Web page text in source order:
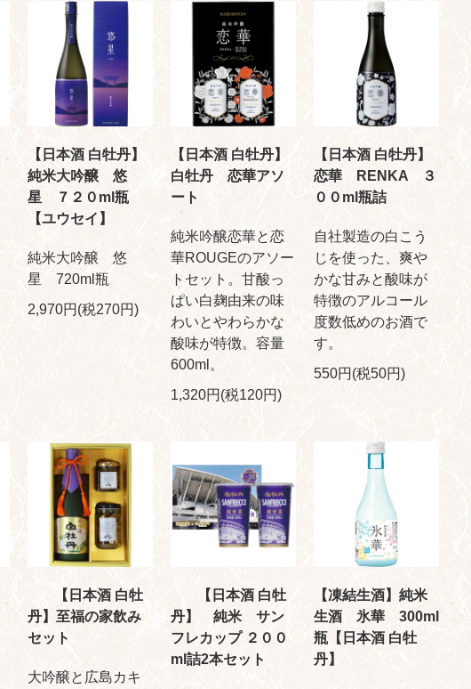
【日本酒 白牡丹】
純米大吟醸 悠
星 ７２０ml瓶
【ユウセイ】
純米大吟醸 悠
星 720ml瓶
2,970円(税270円)
【日本酒 白牡丹】
白牡丹 恋華アソ
ート
純米吟醸恋華と恋
華ROUGEのアソー
トセット。甘酸っ
ぱい白麹由来の味
わいとやわらかな
酸味が特徴。容量
600ml。
1,320円(税120円)
【日本酒 白牡丹】
恋華 RENKA ３
００ml瓶詰
自社製造の白こう
じを使った、爽や
かな甘みと酸味が
特徴のアルコール
度数低めのお酒で
す。
550円(税50円)
【日本酒 白牡
丹】至福の家飲み
セット
大吟醸と広島カキ
【日本酒 白牡
丹】 純米 サン
フレカップ ２００
ml詰2本セット
【凍結生酒】純米
生酒 氷華 300ml
瓶【日本酒 白牡
丹】